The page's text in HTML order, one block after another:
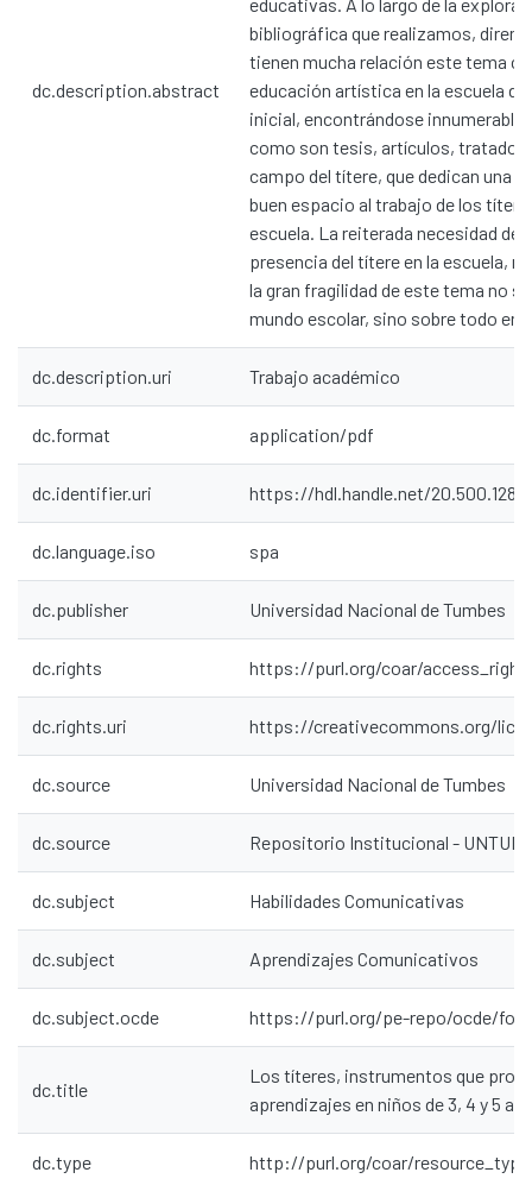
dc.description.abstract
bibliográfica que realizamos,
tienen mucha relación este tema
educación artística en la escuela
inicial, encontrándose
como son tesis, artículos, tratados,
campo del títere, que dedican una y
buen espacio al trabajo de los
escuela. La reiterada necesidad de
presencia del títere en la escuela,
la gran fragilidad de este tema no
mundo escolar, sino sobre todo en
dc.description.uri Trabajo académico
dc.format application/pdf
dc.identifier.uri https://hdl.handle.net/
dc.language.iso spa
dc.publisher Universidad Nacional de Tumbes
dc.rights https://purl.org/coar/
dc.rights.uri https://creativecommons.org/
dc.source Universidad Nacional de Tumbes
dc.source Repositorio Institucional -
dc.subject Habilidades Comunicativas
dc.subject Aprendizajes Comunicativos
dc.subject.ocde https://purl.org/pe-repo/ocde/
dc.title
Los títeres, instrumentos que
aprendizajes en niños de 3, 4 y 5
dc.type http://purl.org/coar/